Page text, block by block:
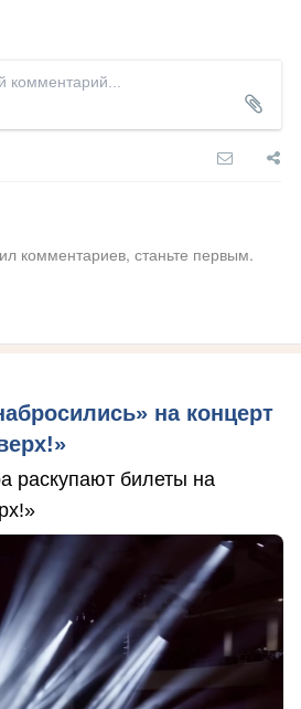
комментариев, станьте первым.
на концерт
раскупают билеты на